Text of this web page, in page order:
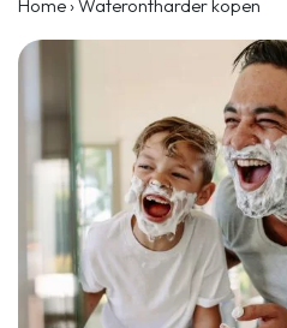
Home ›Waterontharder kopen